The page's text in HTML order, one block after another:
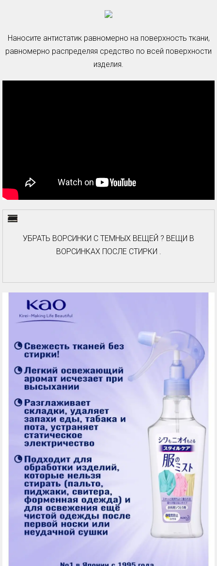
Наносите антистатик равномерно на поверхность ткани,
равномерно распределяя средство по всей поверхности
изделия.
УБРАТЬ ВОРСИНКИ С ТЕМНЫХ ВЕЩЕЙ ? ВЕЩИ В
ВОРСИНКАХ ПОСЛЕ СТИРКИ .